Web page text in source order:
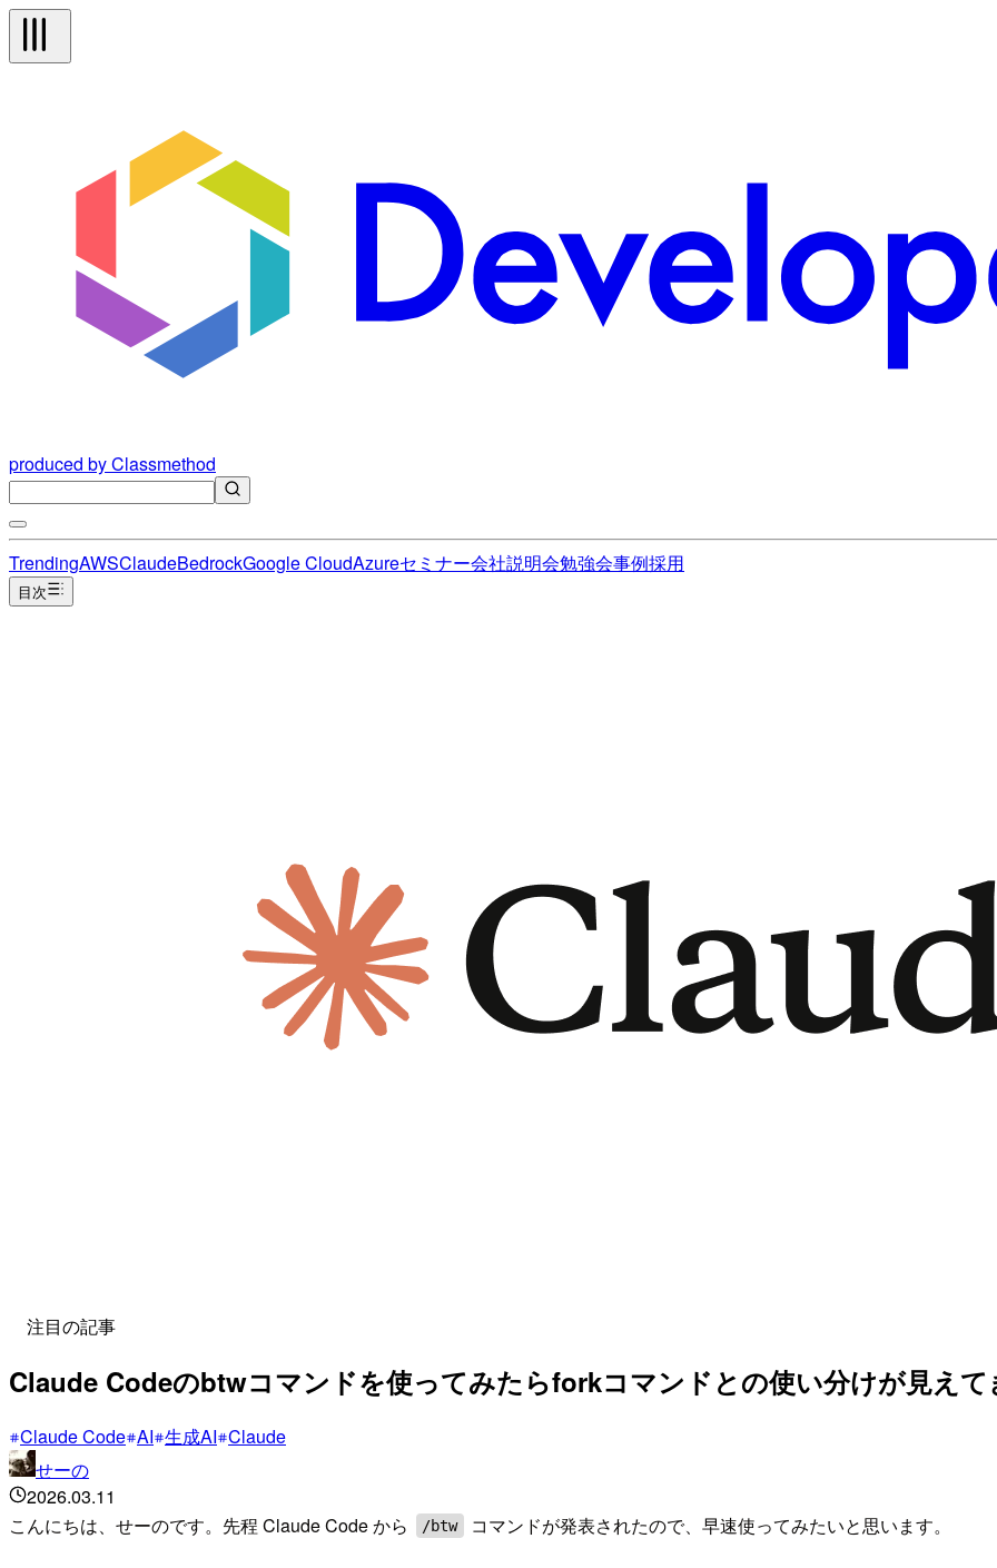
produced by Classmethod
TrendingAWSClaudeBedrockGoogle CloudAzureセミナー会社説明会勉強会事例採用
目次
注目の記事
Claude Codeのbtwコマンドを使ってみたらforkコマンドとの使い分けが見えて
Claude Code AI 生成AI Claude
せーの
2026.03.11
こんにちは、せーのです。先程 Claude Code から
/btw コマンドが発表されたので、早速使ってみたいと思います。